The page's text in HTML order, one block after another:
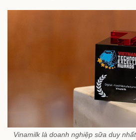
Vinamilk là doanh nghiệp sữa duy